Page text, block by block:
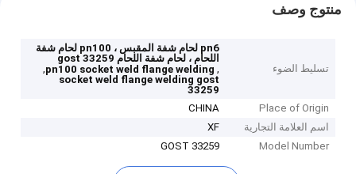
منتوج وصف
تسليط الضوء
pn6 لحام شفة المقبس ، pn100 لحام شفة
اللحام ، لحام شفة اللحام gost 33259
,
pn100 socket weld flange welding
,
socket weld flange welding gost
33259
Place of Origin
CHINA
اسم العلامة التجارية
XF
Model Number
GOST 33259